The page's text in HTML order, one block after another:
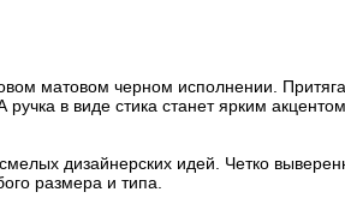
матовом черном исполнении.
в виде стика станет ярким
дизайнерских идей. Четко
размера и типа.